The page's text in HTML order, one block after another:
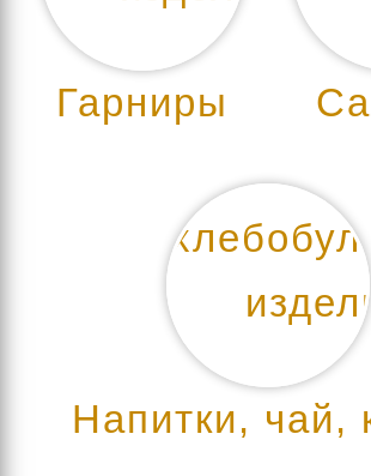
Гарниры
Напитки, чай,